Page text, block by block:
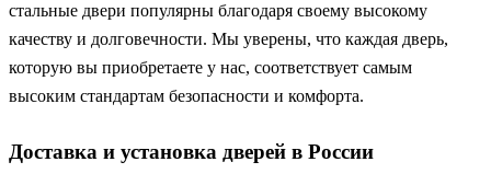
стальные двери популярны благодаря своему высокому
качеству и долговечности. Мы уверены, что каждая дверь,
которую вы приобретаете у нас, соответствует самым
высоким стандартам безопасности и комфорта.
Доставка и установка дверей в России